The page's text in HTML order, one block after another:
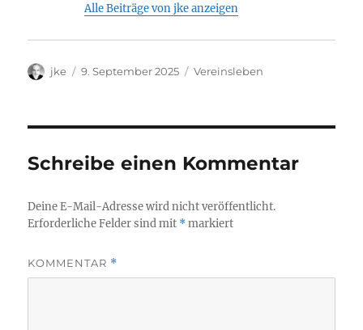
Alle Beiträge von jke anzeigen
Autor
jke
Veröffentlicht
9. September 2025 Kategorien
Vereinsleben
Schreibe einen Kommentar
Deine E-Mail-Adresse wird nicht veröffentlicht.
Erforderliche Felder sind mit *markiert
KOMMENTAR *